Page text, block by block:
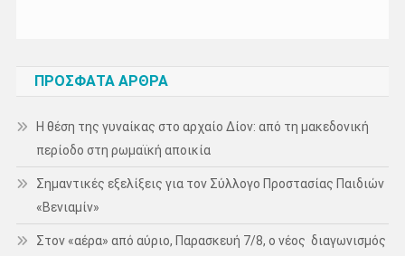
ΠΡΌΣΦΑΤΑ ΆΡΘΡΑ
Η θέση της γυναίκας στο αρχαίο Δίον: από τη μακεδονική
περίοδο στη ρωμαϊκή αποικία
Σημαντικές εξελίξεις για τον Σύλλογο Προστασίας Παιδιών
«Βενιαμίν»
Στον «αέρα» από αύριο, Παρασκευή 7/8, ο νέος διαγωνισμός